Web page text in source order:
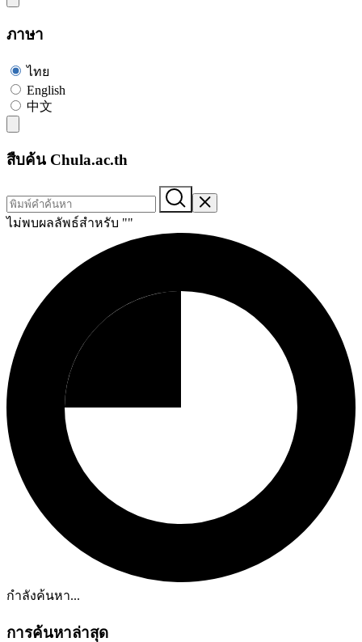
ภาษา
ไทย
English
中文
สืบค้น Chula.ac.th
ไม่พบผลลัพธ์สำหรับ ""
กำลังค้นหา...
การค้นหาล่าสุด